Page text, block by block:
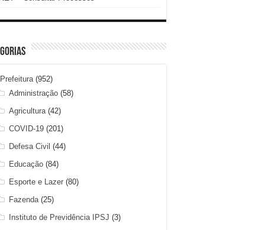
Prefeitura(952)
Administração(58)
Agricultura(42)
COVID-19(201)
Defesa Civil (44)
Educação(84)
Esporte e Lazer(80)
Fazenda(25)
Instituto de Previdência IPSJ (3)